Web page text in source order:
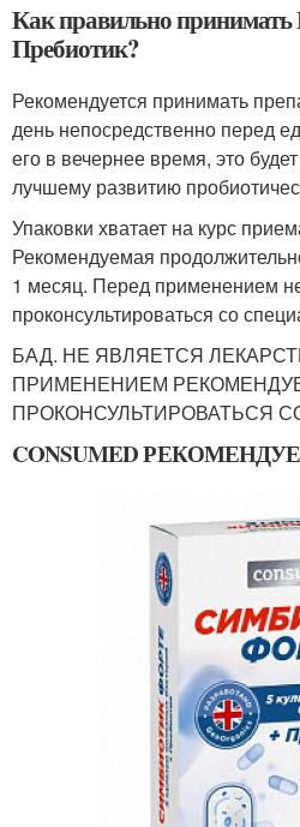
Как правильно
Пребиотик?
Рекомендуется принимать
день непосредственно перед
его в вечернее время, это
лучшему развитию
Упаковки хватает на курс
Рекомендуемая
1 месяц. Перед применением
проконсультироваться со
БАД. НЕ ЯВЛЯЕТСЯ
ПРИМЕНЕНИЕМ
ПРОКОНСУЛЬТИРОВАТЬСЯ
CONSUMED